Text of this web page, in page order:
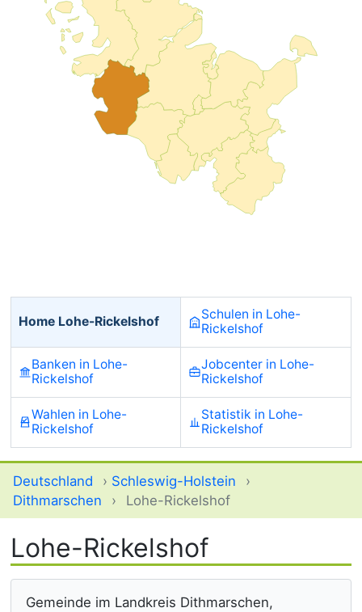
Home Lohe-Rickelshof
Schulen in Lohe-
Rickelshof
Banken in Lohe-
Rickelshof
Jobcenter in Lohe-
Rickelshof
Wahlen in Lohe-
Rickelshof
Statistik in Lohe-
Rickelshof
Deutschland › Schleswig-Holstein
›
Dithmarschen
› Lohe-Rickelshof
Lohe-Rickelshof
Gemeinde im Landkreis Dithmarschen,